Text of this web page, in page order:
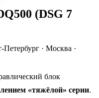
(DSG 7
Петербург · Москва ·
блок
«тяжёлой» серии.